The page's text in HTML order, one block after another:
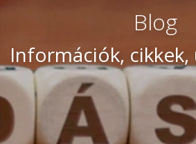
Blog
Információk,